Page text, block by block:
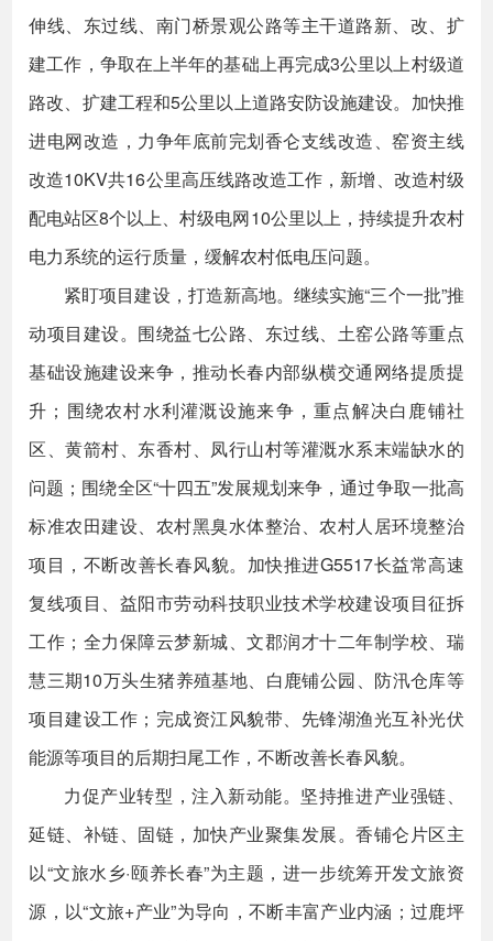
伸线、东过线、南门桥景观公路等主干道路新、改、扩
建工作，争取在上半年的基础上再完成3公里以上村级道
路改、扩建工程和5公里以上道路安防设施建设。加快推
进电网改造，力争年底前完划香仑支线改造、窑资主线
改造10KV共16公里高压线路改造工作，新增、改造村级
配电站区8个以上、村级电网10公里以上，持续提升农村
电力系统的运行质量，缓解农村低电压问题。
紧盯项目建设，打造新高地。继续实施“三个一批”推
动项目建设。围绕益七公路、东过线、土窑公路等重点
基础设施建设来争，推动长春内部纵横交通网络提质提
升；围绕农村水利灌溉设施来争，重点解决白鹿铺社
区、黄箭村、东香村、凤行山村等灌溉水系末端缺水的
问题；围绕全区“十四五”发展规划来争，通过争取一批高
标准农田建设、农村黑臭水体整治、农村人居环境整治
项目，不断改善长春风貌。加快推进G5517长益常高速
复线项目、益阳市劳动科技职业技术学校建设项目征拆
工作；全力保障云梦新城、文郡润才十二年制学校、瑞
慧三期10万头生猪养殖基地、白鹿铺公园、防汛仓库等
项目建设工作；完成资江风貌带、先锋湖渔光互补光伏
能源等项目的后期扫尾工作，不断改善长春风貌。
力促产业转型，注入新动能。坚持推进产业强链、
延链、补链、固链，加快产业聚集发展。香铺仑片区主
以“文旅水乡·颐养长春”为主题，进一步统筹开发文旅资
源，以“文旅+产业”为导向，不断丰富产业内涵；过鹿坪